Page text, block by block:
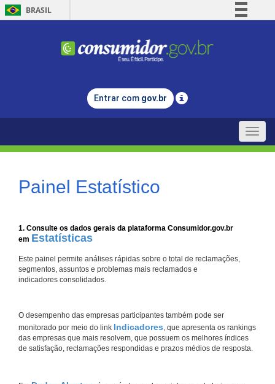
BRASIL
Comunica BR
Legislação
Entrar com gov.br
Toggle
Painel Estatístico
1. Consulte os dados gerais da plataforma Consumidor.gov.br
em Estatísticas
Este painel permite análises rápidas sobre o total de reclamações,
segmentos, assuntos e problemas mais reclamados e
indicadores consolidados.
O desempenho das empresas participantes também pode ser
monitorado por meio do link Indicadores, que apresenta os rankings
das empresas que mais resolvem, que possuem os melhores índices
de satisfação, reclamações respondidas e prazos médios de resposta.